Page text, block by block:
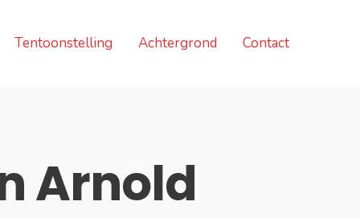
Tentoonstelling Achtergrond Contact
Arnold